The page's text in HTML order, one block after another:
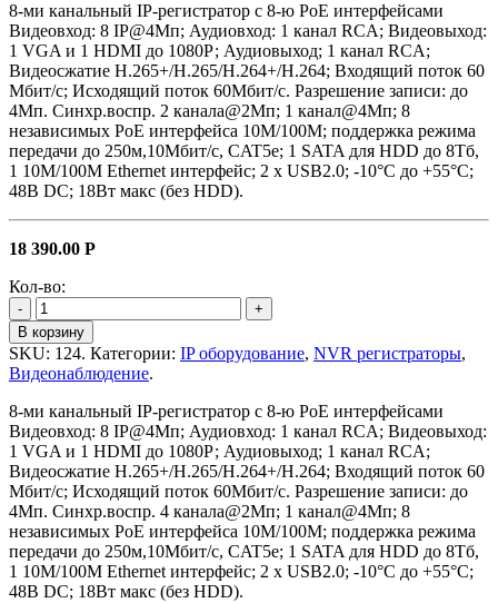
8-ми канальный IP-регистратор c 8-ю PoE интерфейсами
Видеовход: 8 IP@4Мп; Аудиовход: 1 канал RCA; Видеовыход:
1 VGA и 1 HDMI до 1080Р; Аудиовыход; 1 канал RCA;
Видеосжатие H.265+/H.265/H.264+/H.264; Входящий поток 60
Мбит/с; Исходящий поток 60Мбит/с. Разрешение записи: до
4Мп. Синхр.воспр. 2 канала@2Мп; 1 канал@4Мп; 8
независимых PoE интерфейса 10M/100M; поддержка режима
передачи до 250м,10Мбит/с, CAT5e; 1 SATA для HDD до 8Тб,
1 10M/100M Ethernet интерфейс; 2 х USB2.0; -10°C до +55°C;
48В DC; 18Вт макс (без HDD).
18 390.00 Р
Кол-во:
-
+
В корзину
SKU: 124. Категории: IP оборудование, NVR регистраторы,
Видеонаблюдение.
8-ми канальный IP-регистратор c 8-ю PoE интерфейсами
Видеовход: 8 IP@4Мп; Аудиовход: 1 канал RCA; Видеовыход:
1 VGA и 1 HDMI до 1080Р; Аудиовыход; 1 канал RCA;
Видеосжатие H.265+/H.265/H.264+/H.264; Входящий поток 60
Мбит/с; Исходящий поток 60Мбит/с. Разрешение записи: до
4Мп. Синхр.воспр. 4 канала@2Мп; 1 канал@4Мп; 8
независимых PoE интерфейса 10M/100M; поддержка режима
передачи до 250м,10Мбит/с, CAT5e; 1 SATA для HDD до 8Тб,
1 10M/100M Ethernet интерфейс; 2 х USB2.0; -10°C до +55°C;
48В DC; 18Вт макс (без HDD).